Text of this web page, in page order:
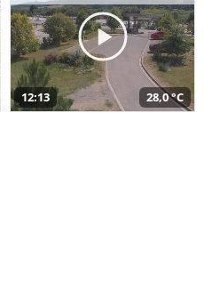
12:13 28,0 °C